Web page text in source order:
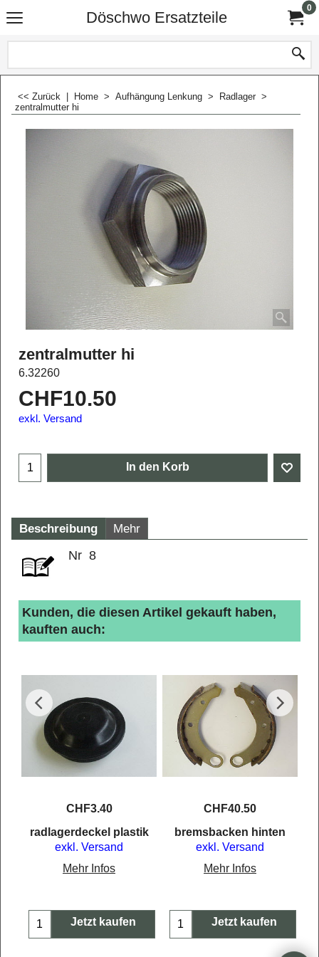
Döschwo Ersatzteile
0
<< Zurück Home > Aufhängung Lenkung > Radlager >
zentralmutter hi
zentralmutter hi
6.32260
CHF10.50
exkl. Versand
In den Korb
Beschreibung Mehr
Nr 8
Kunden, die diesen Artikel gekauft haben,
kauften auch:
CHF3.40
radlagerdeckel plastik
exkl. Versand
Mehr Infos
Jetzt kaufen
CHF40.50
bremsbacken hinten
exkl. Versand
Mehr Infos
Jetzt kaufen